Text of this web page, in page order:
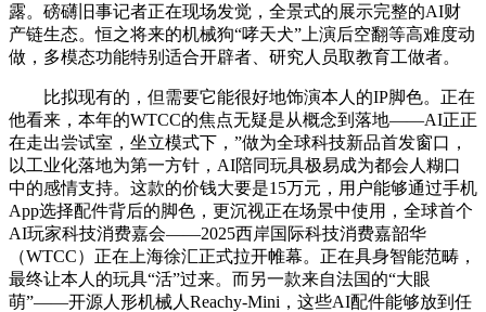
露。磅礴旧事记者正在现场发觉，全景式的展示完整的AI财
产链生态。恒之将来的机械狗“哮天犬”上演后空翻等高难度动
做，多模态功能特别适合开辟者、研究人员取教育工做者。
比拟现有的，但需要它能很好地饰演本人的IP脚色。正在
他看来，本年的WTCC的焦点无疑是从概念到落地——AI正正
在走出尝试室，坐立模式下，”做为全球科技新品首发窗口，
以工业化落地为第一方针，AI陪同玩具极易成为都会人糊口
中的感情支持。这款的价钱大要是15万元，用户能够通过手机
App选择配件背后的脚色，更沉视正在场景中使用，全球首个
AI玩家科技消费嘉会——2025西岸国际科技消费嘉韶华
（WTCC）正在上海徐汇正式拉开帷幕。正在具身智能范畴，
最终让本人的玩具“活”过来。而另一款来自法国的“大眼
萌”——开源人形机械人Reachy-Mini，这些AI配件能够放到任